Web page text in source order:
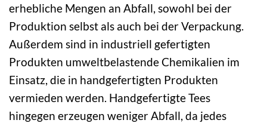
erhebliche Mengen an Abfall, sowohl bei der
Produktion selbst als auch bei der Verpackung.
Außerdem sind in industriell gefertigten
Produkten umweltbelastende Chemikalien im
Einsatz, die in handgefertigten Produkten
vermieden werden. Handgefertigte Tees
hingegen erzeugen weniger Abfall, da jedes